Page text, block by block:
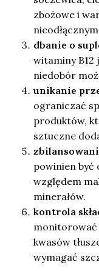
zbożowe i
dbanie o
witaminy B12
niedobór
unikanie
ograniczać
produktów,
sztuczne
powinien być
względem
minerałów.
kontrola
monitorować
kwasów
wymagać